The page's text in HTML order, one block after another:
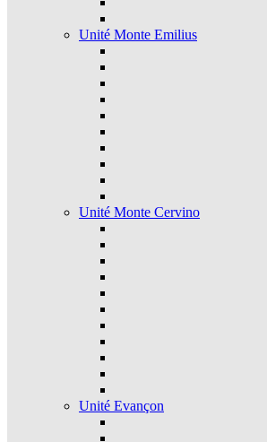
Unité Monte Emilius
Unité Monte Cervino
Unité Evançon